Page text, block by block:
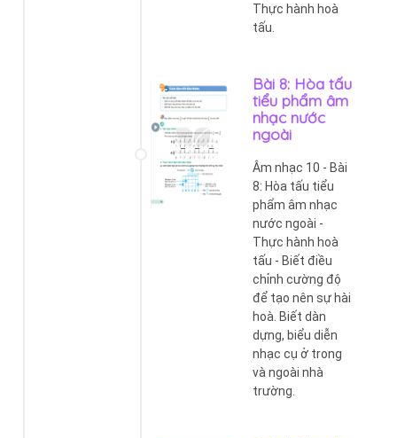
Thực hành hoà
tấu.
Bài 8: Hòa tấu
tiểu phẩm âm
nhạc nước
ngoài
Âm nhạc 10 - Bài
8: Hòa tấu tiểu
phẩm âm nhạc
nước ngoài -
Thực hành hoà
tấu - Biết điều
chỉnh cường độ
để tạo nên sự hài
hoà. Biết dàn
dựng, biểu diễn
nhạc cụ ở trong
và ngoài nhà
trường.